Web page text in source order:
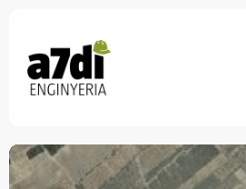
content